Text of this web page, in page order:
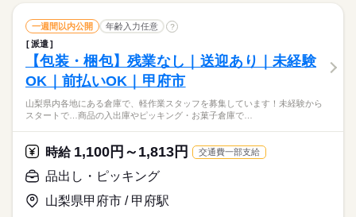
残業なし 残10未満 残20未満 家庭都合休可
働き方・環境
ブランクOK
服装自由
週払い 禁煙・分煙 バイク自転車
車OK
ト】 ・長期連休あり！！ 趣味や旅行などで仕事の疲れを癒し
て下さい♪ ・未経験者歓迎★ブランクOK！！ 久しぶりに昔や
っていたお仕事に携わる♪ワクワク♪ ・車通勤OK！バイク通勤O
K！ ・リモート面談（登録）OK！ ・地域密着型の派遣会社の
為、転勤なし！！ ・学歴不問、フリーター歓迎 ・長期でお仕事
休日・休暇 土曜 日曜 祝日
土、日、祝日
■企業カレンダーあり
（GW/お盆/年末年始の長期休暇有）
交通費 勤務地固定 主婦・主夫
WEB登録
就業時間・曜日
残業なし 残10未満 残20未満
働き方・環境
ブランクOK 社会保険制度 研修制度
制服あり
服装自由
週払い 禁煙・分煙 バイク自転車
車OK
社員食堂
派遣活躍中 英語不要 電話なし
「08：30～17：15」 ■実働：7時間45分 ■休憩：60分 ■残業：0
～20H/月 期間：長期（3ヶ月以上） ＝＝＝＝＝＝＝＝＝＝＝＝
＝＝＝＝ 安心して始められる職場環境が充実しています♪ 【職
場環境】 ・未経験の方をしっかり教育していく教育体制 ・ミス
が起きないための工夫がしてある マニュアル化してある作業
・空調完備 ・整理整頓されたキレイな職場 ・制服無料貸与（規
定有） ・定着率高め ・派遣スタッフ在籍多数 【アピールポイン
ト】 ・長期連休あり！！ 趣味や旅行などで仕事の疲れを癒し
て下さい♪ ・未経験者歓迎★ブランクOK！！ 久しぶりに昔や
っていたお仕事に携わる♪ワクワク♪ ・車通勤OK！バイク通勤O
K！ ・リモート面談（登録）OK！ ・地域密着型の派遣会社の
為、転勤なし！！ ・学歴不問、フリーター歓迎 ・長期でお仕事
休日・休暇 土曜 日曜 祝日
■企業カレンダーあり
（GW/お盆/年末年始の長期休暇有）
職場の様子 しずか
業界
【就業時間相談可◎もくもく軽作業】土日祝休み◎残業なし◎
時短勤務OK◎幅広い世代の男性活躍中（＊‘∀‘）出荷準備に伴う
ピッキングスタッフ募集★車・バイク・自転車通勤OK！/無料駐
車場完備（敷地内）/WEB登録OK◎
お仕事の特徴
で 未経験の方もご安心ください♪ 【就業時間相談可能】 生活ス
タイルに合わせて お仕事出来ます（＊‘ω‘ ＊） 【お昼休憩につ
いて】 休憩室でも車の中でも自由に休憩できます◎ さらに時間
内に戻れれば外出もOK！！ 過ごしやすい方法でリラックスして
ください（＊´ω｀＊）
応募資格
経験不問！未経験者歓迎 ◆20代～60代の シニア層までの男性
問合せだけでもOK！ 【学歴】 ◆学歴不問！人柄重視◎
給与 時給 1,150円～
【給与備考】 【月収例：実働8時間の場合】 時給1,150円×8H×2
男女の割合 男性
仕事の仕方 ひとりで みんなで
職場の様子 しずか にぎやか
業界 メーカー関連
【就業時間相談可◎もくもく軽作業】土日祝休み◎残業なし◎
時短勤務OK◎幅広い世代の男性活躍中（＊‘∀‘）出荷準備に伴う
職種 品出し・ピッキング
／ 出荷準備に伴うピッキング作業 ＼ 倉庫内での出荷準備に伴う
ピッキング作業をお願いします！ 具体的には… ￣￣￣￣￣￣ ピ
ッキングリストを用いて 指定の商品を指定された数だけ ラック
やパレットに集めます！ ↓ 運集めた商品をハンドリフトなどを
用いて 出荷前の仮置き場へ移動します！ 難しい作業ではないの
で 未経験の方もご安心ください♪ 【就業時間相談可能】 生活ス
タイルに合わせて お仕事出来ます（＊‘ω‘ ＊） 【お昼休憩につ
いて】 休憩室でも車の中でも自由に休憩できます◎ さらに時間
内に戻れれば外出もOK！！ 過ごしやすい方法でリラックスして
ください（＊´ω｀＊）
続きを読む
応募資格
経験不問！未経験者歓迎 ◆20代～60代の シニア層までの男性
問合せだけでもOK！ 【学歴】 ◆学歴不問！人柄重視◎
一週間以内公開 年齢入力任意 ?
派遣
【包装・梱包】残業なし｜送迎あり｜未経験
OK｜前払いOK｜甲府市
山梨県内各地にある倉庫で、軽作業スタッフを募集しています！未経験から
スタートで…商品の入出庫やピッキング・お菓子倉庫で…
時給 1,100円～1,813円 交通費一部支給
品出し・ピッキング
山梨県甲府市 / 甲府駅